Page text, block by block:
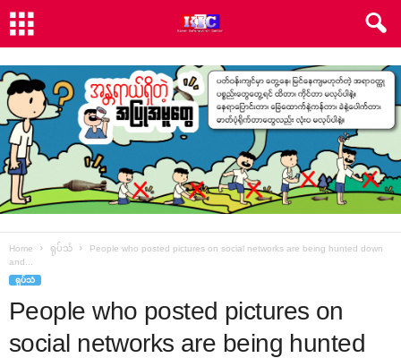
Home ရုပ်သံ
People who posted pictures on social networks are being hunted down
and...
ရုပ်သံ
People who posted pictures on
social networks are being hunted